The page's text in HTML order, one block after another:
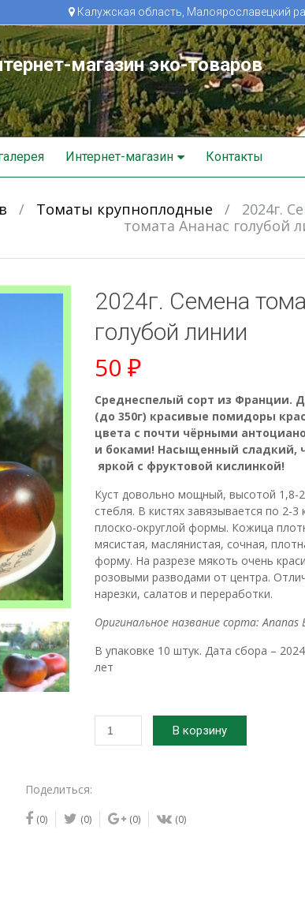
Калужская область, Малоярославецкий
магазин эко-товаров
Интернет-магазин Контакты
/ Томаты крупноплодные /
2024г.
томата Ананас голубой
2024г. Семена
голубой линии
50 ₽
Среднеспелый сорт из Франции.
(до 350г) красивые помидоры
цвета с почти чёрными
и боками! Насыщенный сладкий,
яркой с фруктовой кислинкой!
Куст довольно мощный, высотой 1,8-
стебля. В кистях завязывается по 2-
плоско-округлой формы. Кожица
мясистая, маслянистая, сочная,
форму. На разрезе мякоть очень
розовыми разводами от центра.
нарезки, салатов и переработки.
Оригинальное название сорта: Ananas
В упаковке 10 штук. Дата сбора –
лет
Количество
голубой
В корзину
Поделиться:
(0) (0) (0) (0)